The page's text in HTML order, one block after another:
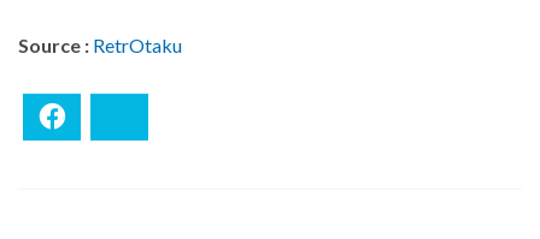
Source : RetrOtaku